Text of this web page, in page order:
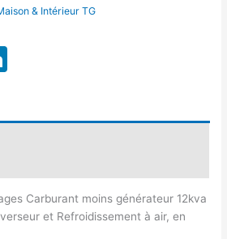
& Intérieur TG
Carburant moins générateur 12kva
et Refroidissement à air, en